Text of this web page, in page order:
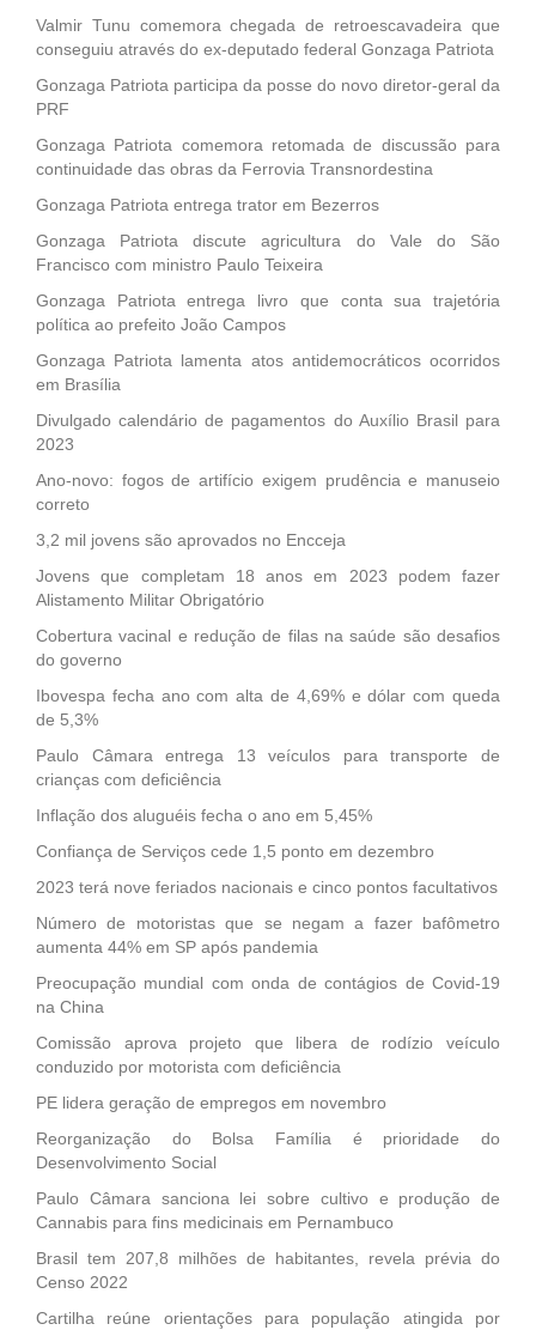
Valmir Tunu comemora chegada de retroescavadeira que
conseguiu através do ex-deputado federal Gonzaga Patriota
Gonzaga Patriota participa da posse do novo diretor-geral da
PRF
Gonzaga Patriota comemora retomada de discussão para
continuidade das obras da Ferrovia Transnordestina
Gonzaga Patriota entrega trator em Bezerros
Gonzaga Patriota discute agricultura do Vale do São
Francisco com ministro Paulo Teixeira
Gonzaga Patriota entrega livro que conta sua trajetória
política ao prefeito João Campos
Gonzaga Patriota lamenta atos antidemocráticos ocorridos
em Brasília
Divulgado calendário de pagamentos do Auxílio Brasil para
2023
Ano-novo: fogos de artifício exigem prudência e manuseio
correto
3,2 mil jovens são aprovados no Encceja
Jovens que completam 18 anos em 2023 podem fazer
Alistamento Militar Obrigatório
Cobertura vacinal e redução de filas na saúde são desafios
do governo
Ibovespa fecha ano com alta de 4,69% e dólar com queda
de 5,3%
Paulo Câmara entrega 13 veículos para transporte de
crianças com deficiência
Inflação dos aluguéis fecha o ano em 5,45%
Confiança de Serviços cede 1,5 ponto em dezembro
2023 terá nove feriados nacionais e cinco pontos facultativos
Número de motoristas que se negam a fazer bafômetro
aumenta 44% em SP após pandemia
Preocupação mundial com onda de contágios de Covid-19
na China
Comissão aprova projeto que libera de rodízio veículo
conduzido por motorista com deficiência
PE lidera geração de empregos em novembro
Reorganização do Bolsa Família é prioridade do
Desenvolvimento Social
Paulo Câmara sanciona lei sobre cultivo e produção de
Cannabis para fins medicinais em Pernambuco
Brasil tem 207,8 milhões de habitantes, revela prévia do
Censo 2022
Cartilha reúne orientações para população atingida por